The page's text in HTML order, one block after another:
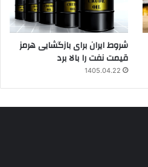
شروط ایران برای بازگشایی هرمز
قیمت نفت را بالا برد
1405.04.22